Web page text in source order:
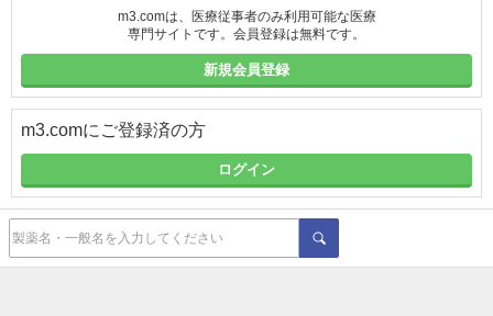
m3.comは、医療従事者のみ利用可能な医療
専門サイトです。会員登録は無料です。
新規会員登録
m3.comにご登録済の方
ログイン